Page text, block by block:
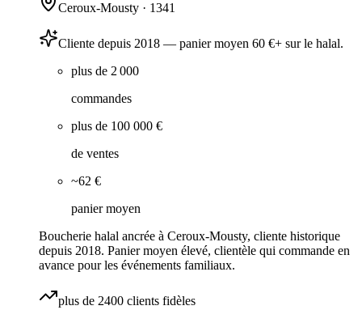
Ceroux-Mousty · 1341
Cliente depuis 2018 — panier moyen 60 €+ sur le halal.
plus de 2 000
commandes
plus de 100 000 €
de ventes
~62 €
panier moyen
Boucherie halal ancrée à Ceroux-Mousty, cliente historique
depuis 2018. Panier moyen élevé, clientèle qui commande en
avance pour les événements familiaux.
plus de 2400 clients fidèles